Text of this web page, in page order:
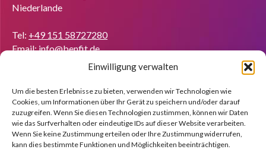
Einwilligung verwalten
Um die besten Erlebnisse zu bieten, verwenden wir Technologien wie
Cookies, um Informationen über Ihr Gerät zu speichern und/oder darauf
zuzugreifen. Wenn Sie diesen Technologien zustimmen, können wir Daten
wie das Surfverhalten oder eindeutige IDs auf dieser Website verarbeiten.
Wenn Sie keine Zustimmung erteilen oder Ihre Zustimmung widerrufen,
kann dies bestimmte Funktionen und Möglichkeiten beeinträchtigen.
Niederlande
Tel: +49 151 58727280
Email:info@benfit.de
Coach werden?
Wir zeigen Ihnen anhand einer kostenlosen Demo gerne die
Möglichkeiten.